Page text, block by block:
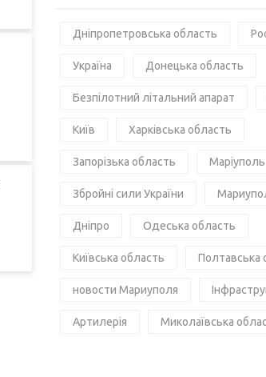
Дніпропетровська область
Україна Донецька область
Безпілотний літальний апарат
Київ Харківська область
Запорізька область Маріуполь
Збройні сили України
Дніпро Одеська область
Київська область Полтавська
новости Мариуполя
Артилерія Миколаївська